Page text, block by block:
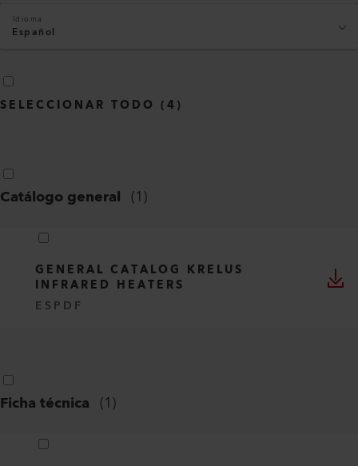
Idioma
Español
SELECCIONAR TODO (4)
Catálogo general (1)
GENERAL CATALOG KRELUS
INFRARED HEATERS
ES PDF
Ficha técnica (1)